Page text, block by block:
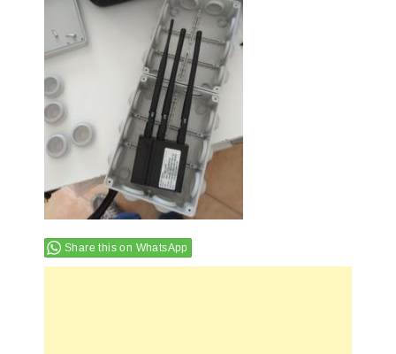
Share this on WhatsApp